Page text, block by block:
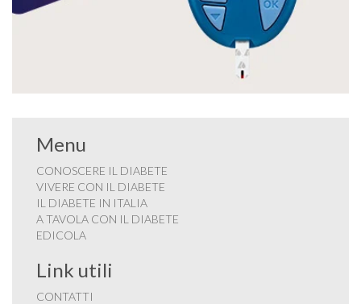
Menu
CONOSCERE IL DIABETE
VIVERE CON IL DIABETE
IL DIABETE IN ITALIA
A TAVOLA CON IL DIABETE
EDICOLA
Link utili
CONTATTI